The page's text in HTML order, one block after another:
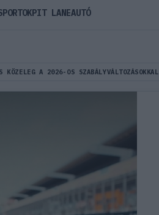
KÖZELEG A 2026-OS SZABÁLYVÁLTOZÁSOKKAL
PIT LANEAUTÓ